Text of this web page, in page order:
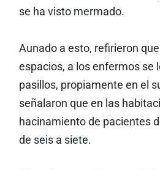
se ha visto mermado.
Aunado a esto, refirieron
espacios, a los enfermos se
pasillos, propiamente en el
señalaron que en las
hacinamiento de pacientes
de seis a siete.